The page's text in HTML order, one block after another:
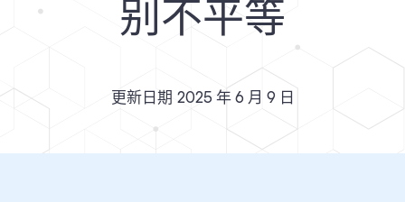
别不平等
更新日期 2025 年 6 月 9 日